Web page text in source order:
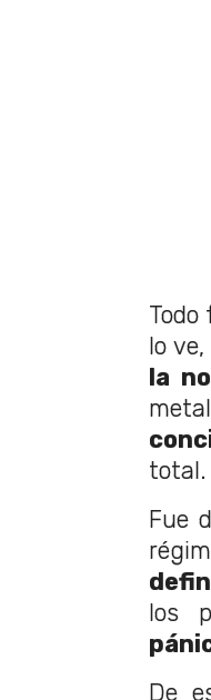
Todo
lo ve,
la
total.
Fue
los
De